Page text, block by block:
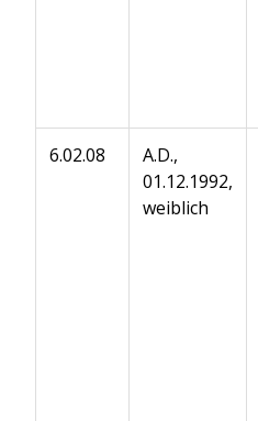
6.02.08
A.D.,
01.12.1992,
weiblich